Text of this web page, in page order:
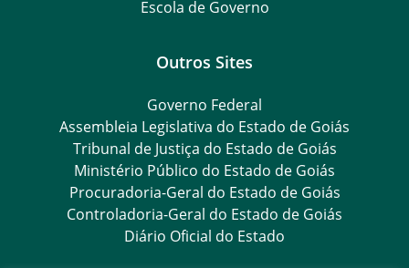
Escola de Governo
Outros Sites
Governo Federal
Assembleia Legislativa do Estado de Goiás
Tribunal de Justiça do Estado de Goiás
Ministério Público do Estado de Goiás
Procuradoria-Geral do Estado de Goiás
Controladoria-Geral do Estado de Goiás
Diário Oficial do Estado